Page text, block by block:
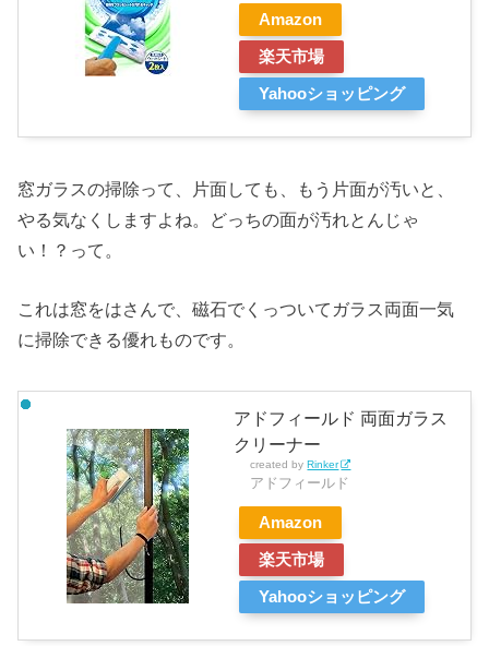
Amazon
楽天市場
Yahooショッピング
窓ガラスの掃除って、片面しても、もう片面が汚いと、
やる気なくしますよね。どっちの面が汚れとんじゃ
い！？って。
これは窓をはさんで、磁石でくっついてガラス両面一気
に掃除できる優れものです。
アドフィールド 両面ガラス
クリーナー
created by Rinker
アドフィールド
Amazon
楽天市場
Yahooショッピング